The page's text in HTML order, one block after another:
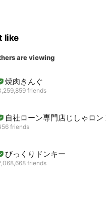
like
are viewing
焼肉きんぐ
friends
自社ローン専門店じしゃロン
friends
びっくりドンキー
friends